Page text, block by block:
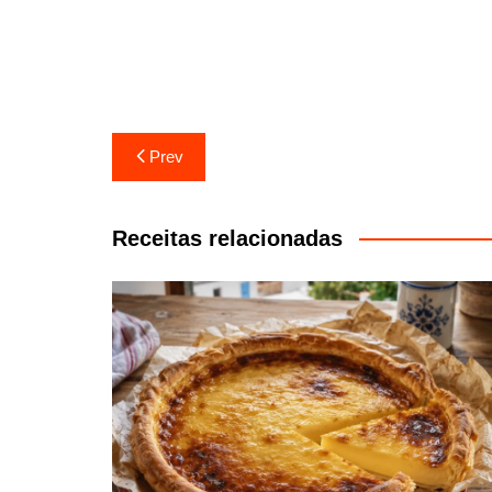
Navegação
de
artigos
Prev
Receitas relacionadas